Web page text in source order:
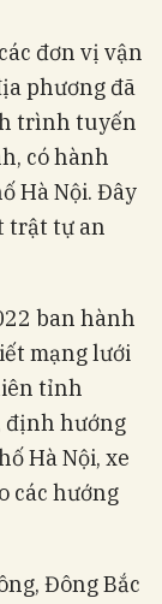
đơn vị vận
phương đã
trình tuyến
có hành
Hà Nội. Đây
trật tự an
ban hành
mạng lưới
tỉnh
định hướng
Hà Nội, xe
các hướng
Đông Bắc